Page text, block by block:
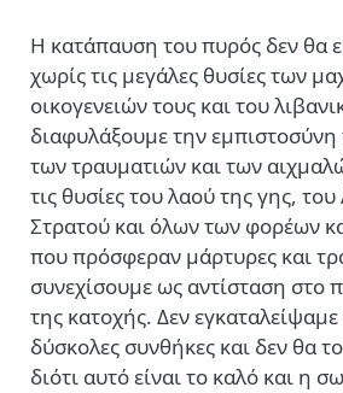
Η κατάπαυση του πυρός δεν θα
χωρίς τις μεγάλες θυσίες των
οικογενειών τους και του
διαφυλάξουμε την
των τραυματιών και των
τις θυσίες του λαού της γης,
Στρατού και όλων των φορέων
που πρόσφεραν μάρτυρες και
συνεχίσουμε ως αντίσταση στο
της κατοχής. Δεν εγκαταλείψαμε
δύσκολες συνθήκες και δεν θα
διότι αυτό είναι το καλό και η